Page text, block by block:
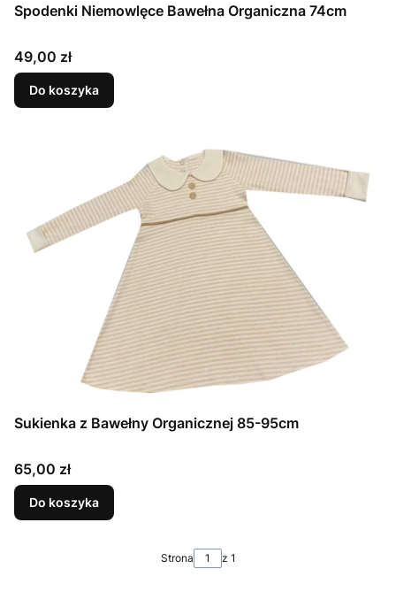
Spodenki Niemowlęce Bawełna Organiczna 74cm
Cena
49,00 zł
Do koszyka
Sukienka z Bawełny Organicznej 85-95cm
Cena
65,00 zł
Do koszyka
Strona z 1